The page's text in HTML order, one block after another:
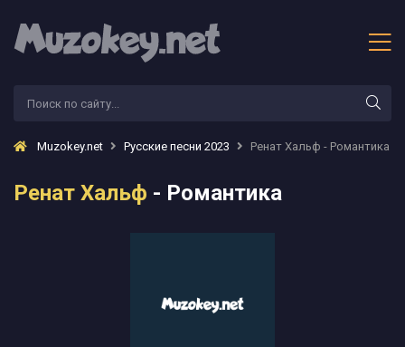
Muzokey.net Русские песни 2023 Ренат Хальф - Романтика
Ренат Хальф - Романтика